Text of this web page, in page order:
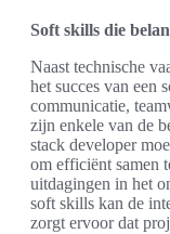
Soft skills die
Naast technische
het succes van een
communicatie,
zijn enkele van de
stack developer
om efficiënt samen
uitdagingen in het
soft skills kan de
zorgt ervoor dat